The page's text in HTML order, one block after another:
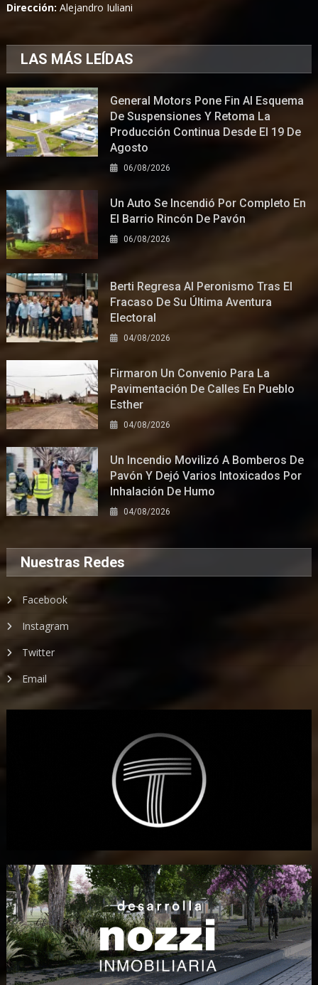
Dirección:Alejandro Iuliani
LAS MÁS LEÍDAS
General Motors Pone Fin Al Esquema
De Suspensiones Y Retoma La
Producción Continua Desde El 19 De
Agosto
06/08/2026
Un Auto Se Incendió Por Completo En
El Barrio Rincón De Pavón
06/08/2026
Berti Regresa Al Peronismo Tras El
Fracaso De Su Última Aventura
Electoral
04/08/2026
Firmaron Un Convenio Para La
Pavimentación De Calles En Pueblo
Esther
04/08/2026
Un Incendio Movilizó A Bomberos De
Pavón Y Dejó Varios Intoxicados Por
Inhalación De Humo
04/08/2026
Nuestras Redes
Facebook
Instagram
Twitter
Email